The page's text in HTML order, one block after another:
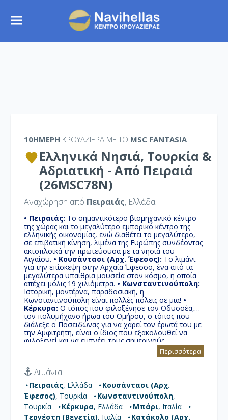
10ΉΜΕΡΗ ΚΡΟΥΑΖΙΕΡΑ ΜΕ ΤΟ MSC FANTASIA
Ελληνικά Νησιά, Τουρκία &
Αδριατική - Από Πειραιά
(26MSC78N)
Αναχώρηση από Πειραιάς, Ελλάδα
• Πειραιάς: Το σημαντικότερο βιομηχανικό κέντρο
της χώρας και το μεγαλύτερο εμπορικό κέντρο της
ελληνικής οικονομίας, ενώ διαθέτει το μεγαλύτερο,
σε επιβατική κίνηση, λιμένα της Ευρώπης συνδέοντας
ακτοπλοϊκά την πρωτεύουσα με τα νησιά του
Αιγαίου. • Κουσάντασι (Αρχ. Έφεσος): Το λιμάνι
για την επίσκεψη στην Αρχαία Έφεσσο, ένα από τα
μεγαλύτερα υπαίθρια μουσεία στον κόσμο, η οποία
απέχει μόλις 19 χιλιόμετρα. • Κωνσταντινούπολη:
Ιστορική, μοντέρνα, παραδοσιακή, η
Κωνσταντινούπολη είναι πολλές πόλεις σε μια! •
Κέρκυρα: Ο τόπος που φιλοξένησε τον Οδυσσέα,
τον πολυμήχανο ήρωα του Ομήρου, ο τόπος που
διάλεξε ο Ποσειδώνας για να χαρεί τον έρωτά του με
την Αμφιτρήτη, είναι ο ίδιος που εξακολουθεί να
φιλοξενεί και να εμπνέει τους σημερινούς
Πρωτεύουσα της ομώνυμης
επαρχίας και της περιφέρειας της Απουλίας της Ιταλίας
στην Αδριατική θάλασσα. Αποτελεί το δεύτερο πιο
σημαντικό οικονομικό κέντρο της νότιας Ιταλίας μετά
τη Νάπολη. • Τεργέστη (Βενετία):Πολύ κοντά στα
σύνορα με τη Σλοβενία. Τον 18ο αιώνα ανάπτυξε
γρήγορα το εξωτερικό εμπόριο και το εμπορικό
ναυτικό της γνώρισε μεγάλη ακμή.• Κατάκολο (Αρχ.
Ολυμπία): Παραλιακή κωμόπολη, με φυσικές
Περισσότερα
Λιμάνια:
Πειραιάς, Ελλάδα
Κουσάντασι (Αρχ.
Έφεσος), Τουρκία Κωνσταντινούπολη,
Τουρκία
Κέρκυρα, Ελλάδα Μπάρι, Ιταλία
Τεργέστη (Βενετία), Ιταλία
Κατάκολο (Αρχ.